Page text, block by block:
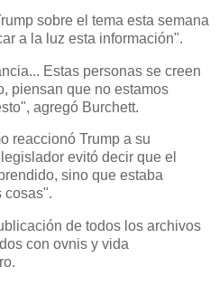
sobre el tema esta semana
a la luz esta información".
Estas personas se creen
piensan que no estamos
agregó Burchett.
reaccionó Trump a su
evitó decir que el
sino que estaba
cosas".
de todos los archivos
con ovnis y vida